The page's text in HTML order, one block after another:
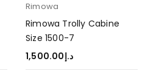
Rimowa
Rimowa Trolly Cabine
Size 1500-7
د.إ1,500.00